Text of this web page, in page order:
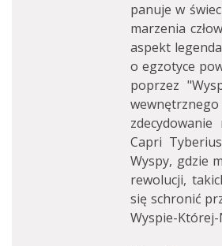
panuje w
marzenia
aspekt
o egzotyce
poprzez
Capri
Wyspy, gdzie
rewolucji,
się schronić
Wyspie-Której-